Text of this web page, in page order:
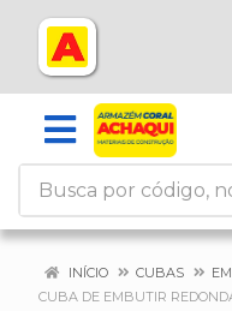
INÍCIO CUBAS
CUBA DE EMBUTIR